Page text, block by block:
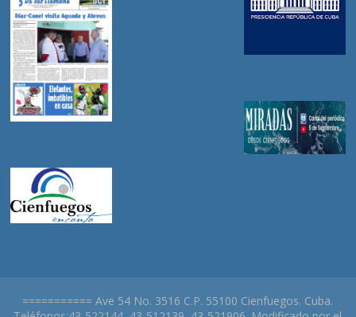
=========== Ave 54 No. 3516 C.P. 55100 Cienfuegos. Cuba.